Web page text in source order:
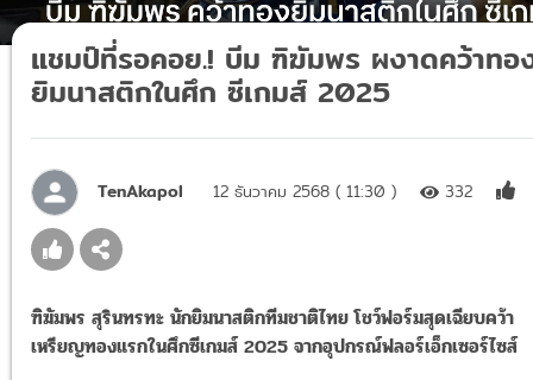
แชมป์ที่รอคอย.! บีม ฑิฆัมพร ผงาดคว้าทอ
ยิมนาสติกในศึก ซีเกมส์ 2025
TenAkapol 12 ธันวาคม 2568 ( 11:30 ) 332
ฑิฆัมพร สุรินทรทะ นักยิมนาสติกทีมชาติไทย โชว์ฟอร์มสุดเฉียบคว้า
เหรียญทองแรกในศึกซีเกมส์ 2025 จากอุปกรณ์ฟลอร์เอ็กเซอร์ไซส์